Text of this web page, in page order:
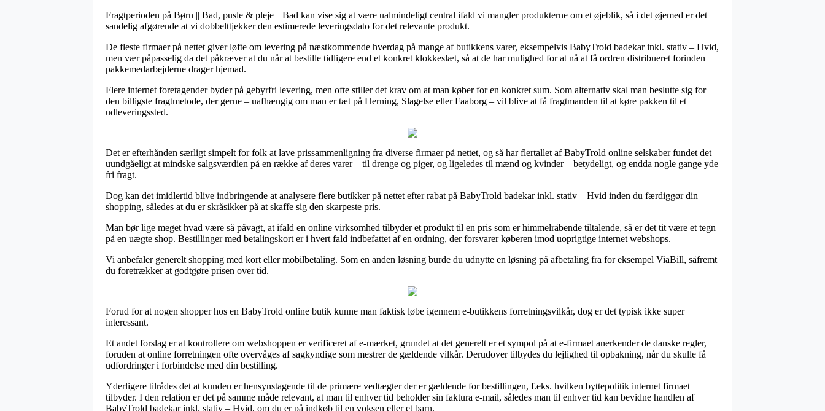
Fragtperioden på Børn || Bad, pusle & pleje || Bad kan vise sig at være ualmindeligt central ifald vi mangler produkterne om et øjeblik, så i det øjemed er det
sandelig afgørende at vi dobbelttjekker den estimerede leveringsdato for det relevante produkt.
De fleste firmaer på nettet giver løfte om levering på næstkommende hverdag på mange af butikkens varer, eksempelvis BabyTrold badekar inkl. stativ – Hvid,
men vær påpasselig da det påkræver at du når at bestille tidligere end et konkret klokkeslæt, så at de har mulighed for at nå at få ordren distribueret forinden
pakkemedarbejderne drager hjemad.
Flere internet foretagender byder på gebyrfri levering, men ofte stiller det krav om at man køber for en konkret sum. Som alternativ skal man beslutte sig for
den billigste fragtmetode, der gerne – uafhængig om man er tæt på Herning, Slagelse eller Faaborg – vil blive at få fragtmanden til at køre pakken til et
udleveringssted.
Det er efterhånden særligt simpelt for folk at lave prissammenligning fra diverse firmaer på nettet, og så har flertallet af BabyTrold online selskaber fundet det
uundgåeligt at mindske salgsværdien på en række af deres varer – til drenge og piger, og ligeledes til mænd og kvinder – betydeligt, og endda nogle gange yde
fri fragt.
Dog kan det imidlertid blive indbringende at analysere flere butikker på nettet efter rabat på BabyTrold badekar inkl. stativ – Hvid inden du færdiggør din
shopping, således at du er skråsikker på at skaffe sig den skarpeste pris.
Man bør lige meget hvad være så påvagt, at ifald en online virksomhed tilbyder et produkt til en pris som er himmelråbende tiltalende, så er det tit være et tegn
på en uægte shop. Bestillinger med betalingskort er i hvert fald indbefattet af en ordning, der forsvarer køberen imod uoprigtige internet webshops.
Vi anbefaler generelt shopping med kort eller mobilbetaling. Som en anden løsning burde du udnytte en løsning på afbetaling fra for eksempel ViaBill, såfremt
du foretrækker at godtgøre prisen over tid.
Forud for at nogen shopper hos en BabyTrold online butik kunne man faktisk løbe igennem e-butikkens forretningsvilkår, dog er det typisk ikke super
interessant.
Et andet forslag er at kontrollere om webshoppen er verificeret af e-mærket, grundet at det generelt er et sympol på at e-firmaet anerkender de danske regler,
foruden at online forretningen ofte overvåges af sagkyndige som mestrer de gældende vilkår. Derudover tilbydes du lejlighed til opbakning, når du skulle få
udfordringer i forbindelse med din bestilling.
Yderligere tilrådes det at kunden er hensynstagende til de primære vedtægter der er gældende for bestillingen, f.eks. hvilken byttepolitik internet firmaet
tilbyder. I den relation er det på samme måde relevant, at man til enhver tid beholder sin faktura e-mail, således man til enhver tid kan bevidne handlen af
BabyTrold badekar inkl. stativ – Hvid, om du er på indkøb til en voksen eller et barn.